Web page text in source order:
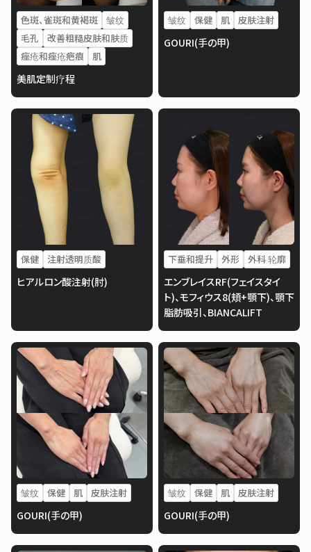
色斑、雀斑和黄褐斑
皱纹
毛孔
改善粗糙皮肤和肤质
痤疮和痤疮疤痕
肌
美肌定制疗程
皱纹 保健 肌 皮肤注射
GOURI(手の甲)
保健 注射透明质酸
ヒアルロン酸注射(肘)
下垂和提升 外形 外科 轮廓
エンブレイスRF(フェイスタイ
ト)、モフィウス8(頬+顎下)、顎下
脂肪吸引、BIANCALIFT
皱纹 保健 肌 皮肤注射
GOURI(手の甲)
皱纹 保健 肌 皮肤注射
GOURI(手の甲)